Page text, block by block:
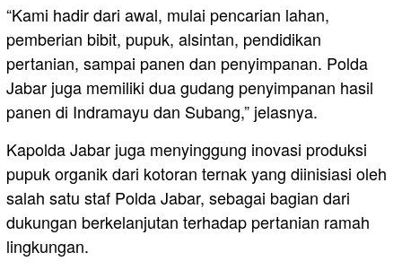
“Kami hadir dari awal, mulai pencarian lahan,
pemberian bibit, pupuk, alsintan, pendidikan
pertanian, sampai panen dan penyimpanan. Polda
Jabar juga memiliki dua gudang penyimpanan hasil
panen di Indramayu dan Subang,” jelasnya.
Kapolda Jabar juga menyinggung inovasi produksi
pupuk organik dari kotoran ternak yang diinisiasi oleh
salah satu staf Polda Jabar, sebagai bagian dari
dukungan berkelanjutan terhadap pertanian ramah
lingkungan.